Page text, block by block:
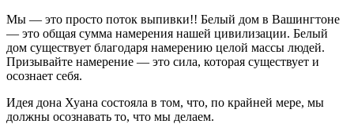
Мы — это просто поток выпивки!! Белый дом в Вашингтоне
— это общая сумма намерения нашей цивилизации. Белый
дом существует благодаря намерению целой массы людей.
Призывайте намерение — это сила, которая существует и
осознает себя.
Идея дона Хуана состояла в том, что, по крайней мере, мы
должны осознавать то, что мы делаем.